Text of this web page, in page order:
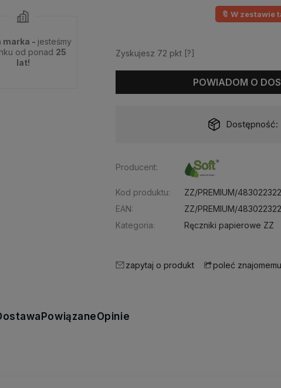
marka - jesteśmy
od ponad 25
lat!
🔖 W zestawie
Zyskujesz 72 pkt [?]
POWIADOM O
Dostępność:
Producent:
Kod produktu:
ZZ/PREMIUM/483022322
EAN:
ZZ/PREMIUM/483022322
Kategoria:
Ręczniki papierowe ZZ
zapytaj o produkt poleć znajomemu
PowiązaneOpinie